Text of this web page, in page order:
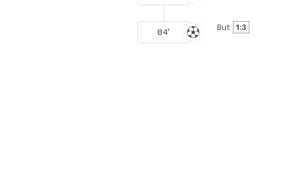
84' But 1:3